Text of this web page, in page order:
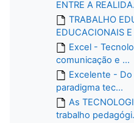
ENTRE A
TRABALHO
EDUCACIONAIS E
Excel -
comunicação e ...
Excelente -
paradigma tec...
As
trabalho